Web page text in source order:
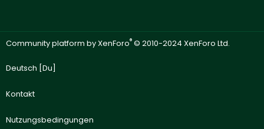
Community platform by XenForo® © 2010-2024 XenForo Ltd.
Deutsch [Du]
Kontakt
Nutzungsbedingungen